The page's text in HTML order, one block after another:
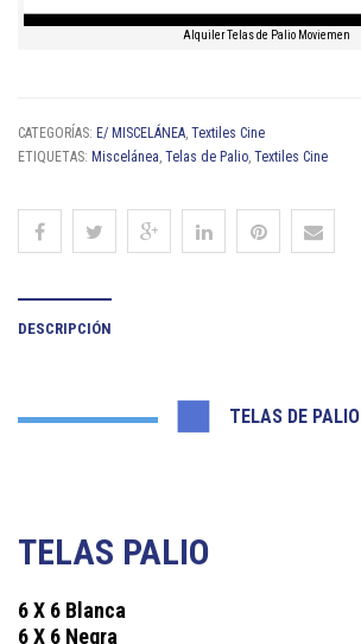
Alquiler Telas de Palio Moviemen
CATEGORÍAS: E/ MISCELÁNEA Textiles Cine
ETIQUETAS: Miscelánea Telas de Palio Textiles Cine
DESCRIPCIÓN
TELAS DE PALIO
TELAS PALIO
6 X 6 Blanca
6 X 6 Negra